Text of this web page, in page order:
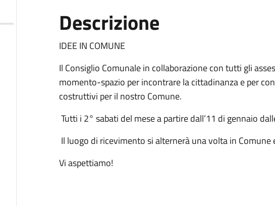
Descrizione
IDEE IN COMUNE
Il Consiglio Comunale in collaborazione con tutti gli
momento-spazio per incontrare la cittadinanza e per
costruttivi per il nostro Comune.
Tutti i 2° sabati del mese a partire dall’11 di gennaio
Il luogo di ricevimento si alternerà una volta in Comune
Vi aspettiamo!